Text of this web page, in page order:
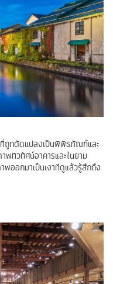
ที่ถูกดัดแปลงเป็นพิพิธภัณฑ์และ
พทิวทัศน์อาคารและในยาม
ออกมาเป็นเงาที่ดูแล้วรู้สึกถึง